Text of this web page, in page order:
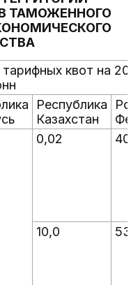
ТАМОЖЕННОГО
квот на
Республика
Казахстан
0,02
10,0